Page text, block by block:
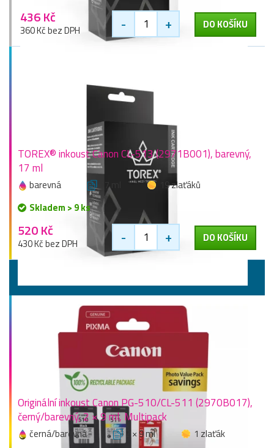
436 Kč
360 Kč bez DPH - + DO KOŠÍKU
TOREX® inkoust Canon CL-513 (2971B001), barevný,
17 ml
barevná 17 ml
19 zlaťáků
Skladem > 9 ks
520 Kč
430 Kč bez DPH - + DO KOŠÍKU
Originální inkoust Canon PG-510/CL-511 (2970B017),
černý/barevný, 2 × 9 ml, Multipack
černá/barevná 2 × 9 ml
1 zlaťák